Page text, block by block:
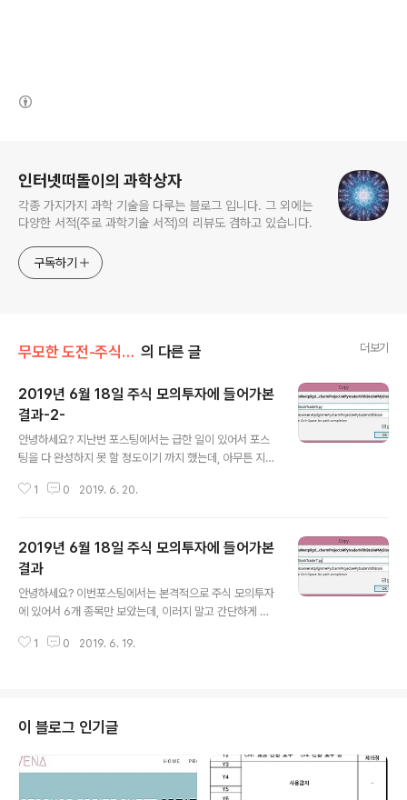
인터넷떠돌이의 과학상자
각종 가지가지 과학 기술을 다루는 블로그 입니다. 그 외에는
다양한 서적(주로 과학기술 서적)의 리뷰도 겸하고 있습니다.
구독하기
무모한 도전-주식 인공지능 만들기 의 다른 글 더보기
2019년 6월 18일 주식 모의투자에 들어가본
결과-2-
안녕하세요? 지난번 포스팅에서는 급한 일이 있어서 포스
팅을 다 완성하지 못 할 정도이기 까지 했는데, 아무튼 지난
어서 마무리를 짓고자 합니다. 지난번 포스팅에서 어떻게
개의 py파일로 복사해서 이름을 바꾸어 주는 작업을 실시
해 봅니다. 그리고 나서 parent_of_pytrader에 가서는
위 스크린샷처럼 일단 numbers의 숫자 갯수를 10까지
늘려 주도록 하고, 그 다음으로는 프로세스를 10개까지 늘
려서 실행을 시켜 주도록 합니다. 한번 실행해 보니까, 위
스크린샷처럼 10개의 action_list.txt가 생성이 되는 것을
1 0 2019. 6. 20.
2019년 6월 18일 주식 모의투자에 들어가본
결과
안녕하세요? 이번포스팅에서는 본격적으로 주식 모의투자
에 있어서 6개 종목만 보았는데, 이러지 말고 간단하게 할
하였습니다. 먼저 위 스크린샷과 같이 MyStockTrader.
이 변수를 self가 붙은 광역변수를 만들도록 합니다. 그 다
음은 먼저 communication.txt의 번호를 자동으로 올려
주기 위해서 한번 변수를 바꾸어주도록 해야 합니다. 이렇
게 하는 것으로 일단 하나 작업을 마쳤습니다. 다음으로는
행동의 결정이 나오는 action_list.txt를 위 스크린샷에서
1 0 2019. 6. 19.
이 블로그 인기글